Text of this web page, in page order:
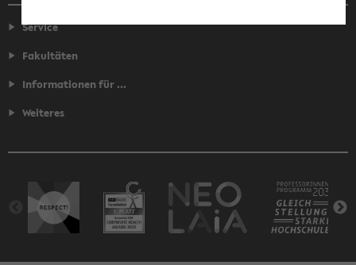
Service
Fakultäten
Informationen für ...
Weiteres